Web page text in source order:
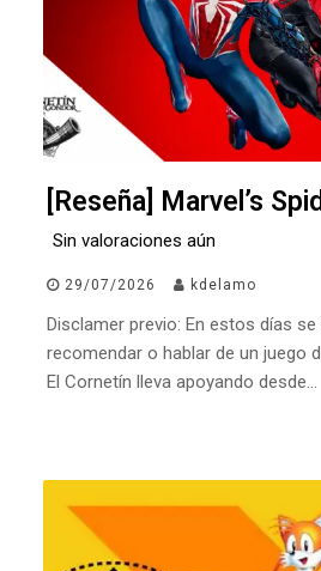
[Reseña] Marvel’s
Sin valoraciones aún
29/07/2026 kdelamo
Disclamer previo: En estos días se
recomendar o hablar de un juego
El Cornetín lleva apoyando desde…